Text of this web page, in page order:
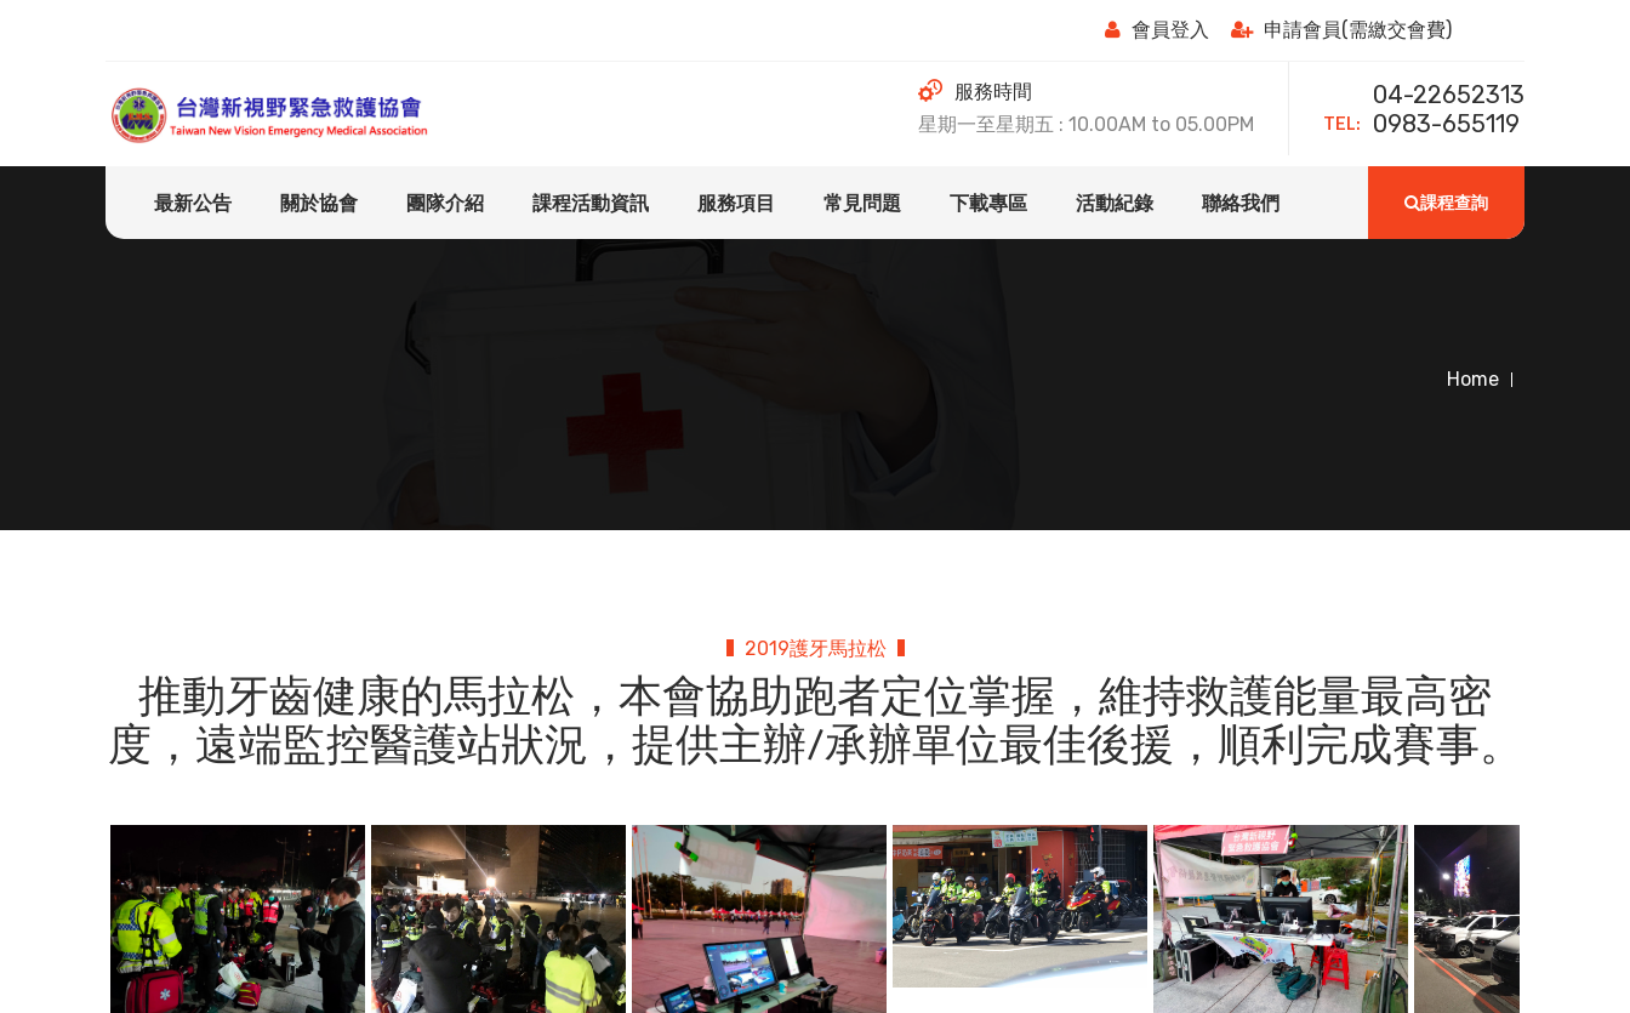
會員登入 申請會員(需繳交會費)
服務時間
星期一至星期五 : 10.00AM to 05.00PM
TEL:
04-22652313
0983-655119
最新公告 關於協會 團隊介紹 課程活動資訊 服務項目 常見問題 下載專區 活動紀錄 聯絡我們 課程查詢
Home
2019護牙馬拉松
推動牙齒健康的馬拉松，本會協助跑者定位掌握，維持救護能量最高密
度，遠端監控醫護站狀況，提供主辦/承辦單位最佳後援，順利完成賽事。